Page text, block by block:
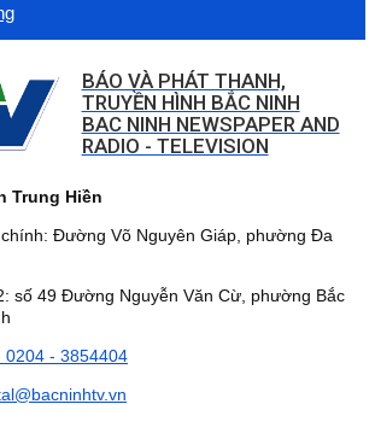
BÁO VÀ PHÁT THANH,
TRUYỀN HÌNH BẮC NINH
BAC NINH NEWSPAPER AND
RADIO - TELEVISION
Trung Hiền
Đường Võ Nguyên Giáp, phường Đa
Đường Nguyễn Văn Cừ, phường Bắc
0204 - 3854404